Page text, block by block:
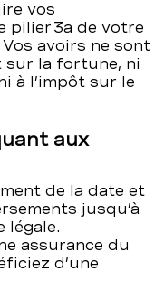
vos
pilier 3a de votre
avoirs ne sont
sur la fortune, ni
à l’impôt sur le
aux
de la date et
jusqu’à
légale.
assurance du
d’une